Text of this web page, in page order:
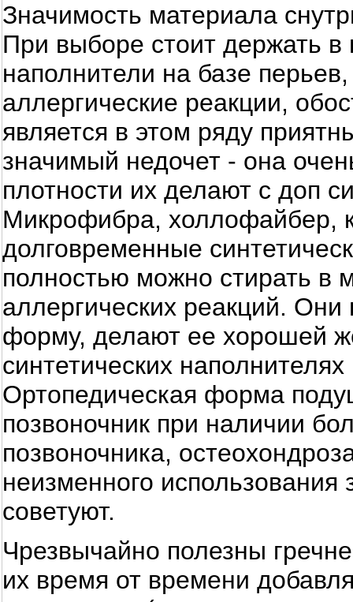
Значимость материала
При выборе стоит держать в
наполнители на базе
аллергические реакции,
является в этом ряду
значимый недочет - она
плотности их делают с доп
Микрофибра, холлофайбер,
долговременные
полностью можно стирать в
аллергических реакций.
форму, делают ее хорошей
синтетических
Ортопедическая форма
позвоночник при наличии
позвоночника,
неизменного
советуют.
Чрезвычайно полезны
их время от времени